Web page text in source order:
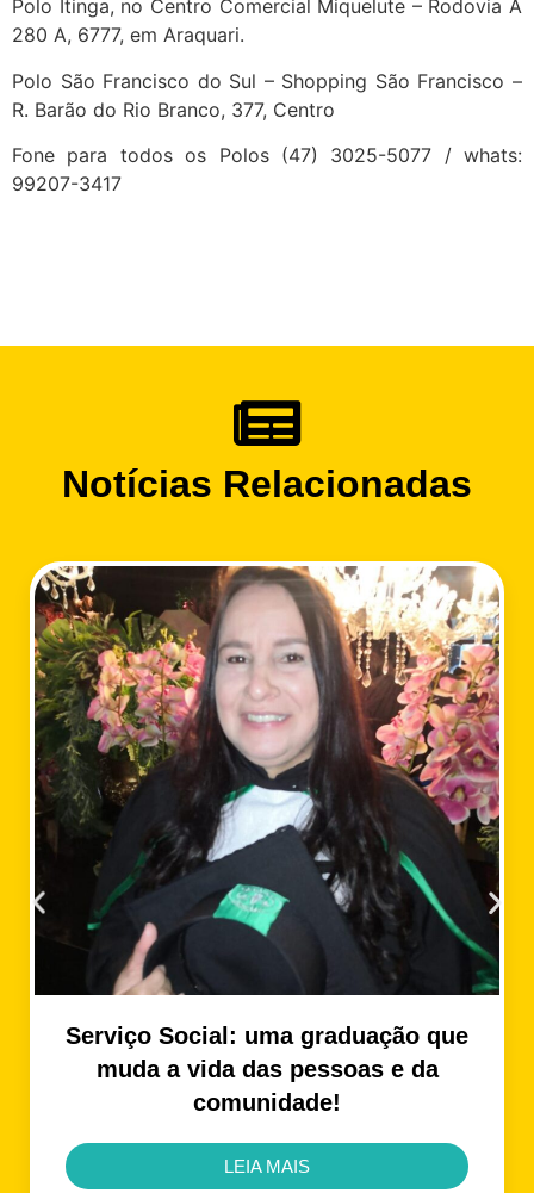
Polo Itinga, no Centro Comercial Miquelute – Rodovia A
280 A, 6777, em Araquari.
Polo São Francisco do Sul – Shopping São Francisco –
R. Barão do Rio Branco, 377, Centro
Fone para todos os Polos (47) 3025-5077 / whats:
99207-3417
Notícias Relacionadas
Serviço Social: uma graduação que
muda a vida das pessoas e da
comunidade!
LEIA MAIS